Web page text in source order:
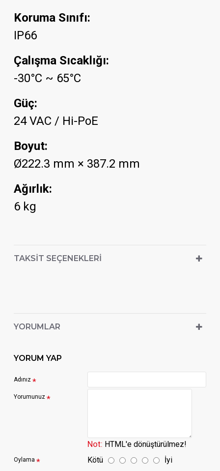
Koruma Sınıfı:
IP66
Çalışma Sıcaklığı:
-30°C ~ 65°C
Güç:
24 VAC / Hi-PoE
Boyut:
Ø222.3 mm × 387.2 mm
Ağırlık:
6 kg
TAKSIT SEÇENEKLERI
YORUMLAR
YORUM YAP
Adınız
Yorumunuz
Not: HTML'e dönüştürülmez!
Oylama Kötü İyi